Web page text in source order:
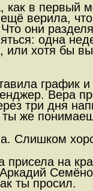
как в первый
верила,
они
одна
или хотя бы
график и
Вера
три дня
ты же
Слишком
присела на
ты просил.